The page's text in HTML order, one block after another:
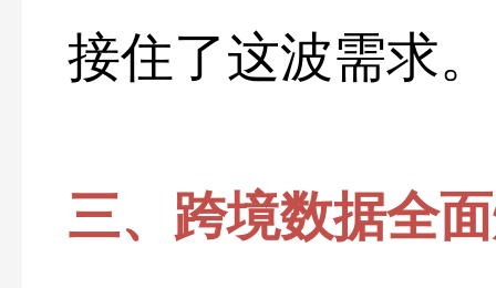
接住了这波需求。
三、跨境数据全